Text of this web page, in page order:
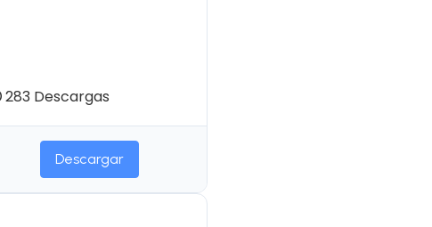
283 Descargas
Descargar